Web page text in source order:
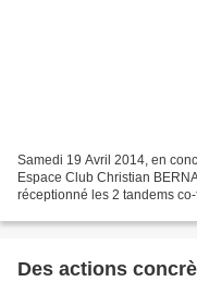
Samedi 19 Avril 2014, en
Espace Club Christian
réceptionné les 2 tandems
Des actions